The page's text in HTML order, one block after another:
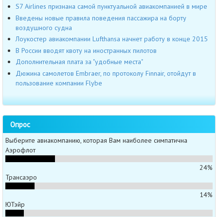
S7 Airlines признана самой пунктуальной авиакомпанией в мире
Введены новые правила поведения пассажира на борту
воздушного судна
Лоукостер авиакомпании Lufthansa начнет работу в конце 2015
В России вводят квоту на иностранных пилотов
Дополнительная плата за "удобные места"
Дюжина самолетов Embraer, по протоколу Finnair, отойдут в
пользование компании Flybe
Опрос
Выберите авиакомпанию, которая Вам наиболее симпатична
Аэрофлот
24%
Трансаэро
14%
ЮТэйр